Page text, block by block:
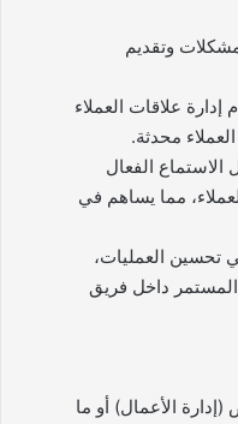
وتقديم
علاقات العملاء
الاستماع الفعال
مما يساهم في
تحسين العمليات،
داخل فريق
الأعمال) أو ما